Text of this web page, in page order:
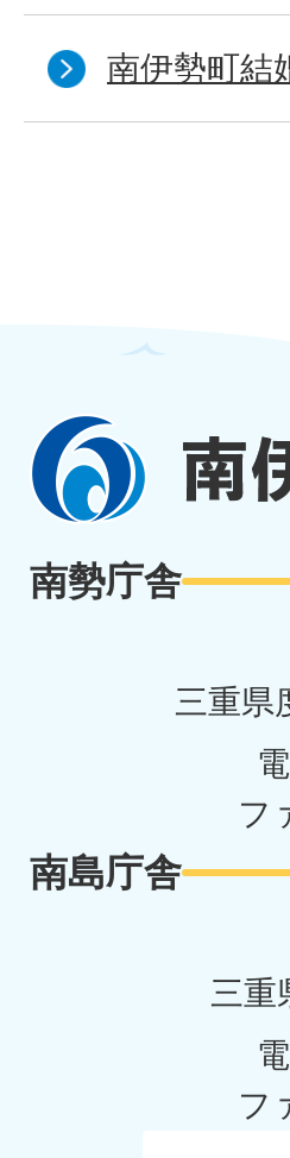
南伊勢町結
南勢庁舎
三重県
フ
南島庁舎
三重
フ